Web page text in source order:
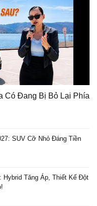
Có Đang Bị Bỏ Lại Phía
SUV Cỡ Nhỏ Đáng Tiền
Hybrid Tăng Áp, Thiết Kế Đột